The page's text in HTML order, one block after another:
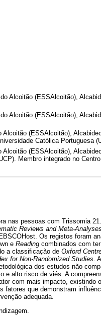
Alcoitão (ESSAlcoitão),
Alcoitão (ESSAlcoitão),
Alcoitão (ESSAlcoitão),
Católica Portuguesa
Alcoitão (ESSAlcoitão),
Membro integrado no
nas pessoas com Trissomia
Reviews and Meta-
Os registos foram
e Reading combinados com
a classificação de Oxford
for Non-Randomized Studies.
dos estudos não
e alto risco de viés. A
com mais impacto, existindo
fatores que demonstram
adequada.